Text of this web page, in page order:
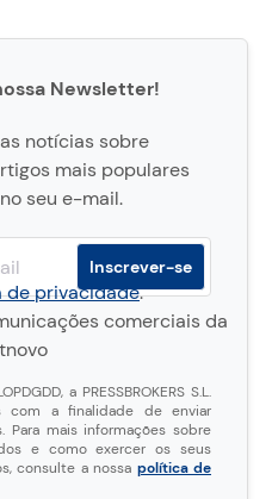
Newsletter!
notícias sobre
mais populares
seu e-mail.
de privacidade.
comerciais da
a PRESSBROKERS S.L.
com a finalidade de enviar
Para mais informações sobre
e como exercer os seus
consulte a nossa política de